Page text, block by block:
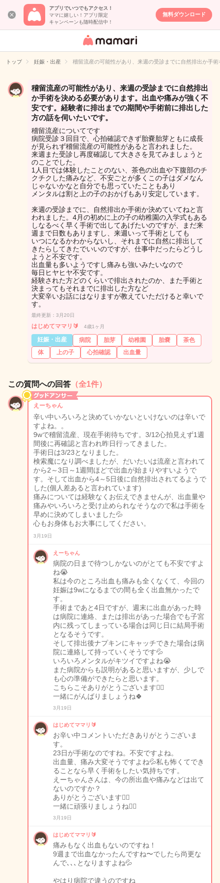
アプリでいつでもアクセス！
ママに嬉しい！アプリ限定
キャンペーンも随時配信中！
無料ダウンロード
女性専用匿名QA
イト
トップ 妊娠・出産 稽留流産の可能性があり、来週の受診までに自然排出か手
稽留流産の可能性があり、来週の受診までに自然排出
か手術を決める必要があります。出血や痛みが強く不
安です。経験者に排出までの期間や手術前に排出した
方の話を伺いたいです。
稽留流産についてです
病院受診３回目で、心拍確認できず胎嚢胎芽ともに成長
が見られず稽留流産の可能性があると言われました。
来週また受診し再度確認して大きさを見てみましょうと
のことでした。
1人目では体験したことのない、茶色の出血や下腹部のチ
クチクした痛みなど、不安ごとが多くこの子はダメなん
じゃないかなと自分でも思っていたこともあり
メンタルは割と上の子のおかげもあり安定しています。
来週の受診までに、自然排出か手術か決めていてねと言
われました。4月の初めに上の子の幼稚園の入学式もある
しなるべく早く手術で出してあげたいのですが、まだ来
週まで日数もありますし、来週いって手術としても
いつになるかわからないし、それまでに自然に排出して
きたらしてきたでいいのですが、仕事中だったらどうし
ようと不安です。
出血量も多いようですし痛みも強いみたいなので
毎日ヒヤヒヤ不安です。
経験された方どのくらいで排出されたのか、また手術と
決まってもそれまでに排出した方など
大変辛いお話にはなりますが教えていただけると幸いで
す。
最終更新：3月20日
はじめてママリ🔰 4歳1ヶ月
妊娠・出産 病院 胎芽 幼稚園 胎嚢
茶色
体
上の子 心拍確認 出血量
この質問への回答 （全1件）
えーちゃん
辛い中いろいろと決めていかないといけないのは辛いで
すよね。。
9wで稽留流産、現在手術待ちです。3/12心拍見えず1週
間後に再確認と言われ昨日行ってきました。
手術日は3/23となりました。
検索魔になり調べましたが、だいたいは流産と言われて
から2～3日～1週間ほどで出血が始まりやすいようで
す。そして出血から4～5日後に自然排出されてるようで
した(個人差あると言われています)
痛みについては経験なくお伝えできませんが、出血量や
痛みやいろいろと受け止められなそうなので私は手術を
早めに決めてしまいました💦
心もお身体もお大事にしてください。
3月19日
えーちゃん
病院の日まで待つしかないのがとても不安ですよ
ね😭
私は今のところ出血も痛みも全くなくて、今回の
妊娠は9wになるまでの間も全く出血無かったで
す。
手術まであと4日ですが、週末に出血があった時
は病院に連絡、または排出があった場合でも子宮
内に残ってしまっている場合は同じ日に結局手術
となるそうです。
そして排出後ナプキンにキャッチできた場合は病
院に連絡して持っていくそうです💦
いろいろメンタルがキツイですよね😭
また病院からも説明があると思いますが、少しで
も心の準備ができたらと思います。
こちらこそありがとうございます🙇‍♀️
一緒にがんばりましょうね🍀
3月19日
はじめてママリ🔰
お辛い中コメントいただきありがとうございま
す。
23日が手術なのですね。不安ですよね。
出血量、痛み大変そうですよね💦私も怖くてでき
ることなら早く手術をしたい気持ちです。
えーちゃんさんは、今の所出血や痛みなどは出て
ないのですか？
ありがとうございます🙇‍♀️
一緒に頑張りましょうね🙇‍♀️
3月19日
はじめてママリ🔰
痛みもなく出血もないのですね！
9週まで出血なかったんですね〜でしたら尚更な
んで､､､となりますよね💦
やはり病院で違うのですね